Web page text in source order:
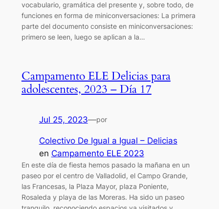
vocabulario, gramática del presente y, sobre todo, de
funciones en forma de miniconversaciones: La primera
parte del documento consiste en miniconversaciones:
primero se leen, luego se aplican a la…
Campamento ELE Delicias para
adolescentes, 2023 – Día 17
Jul 25, 2023—por
Colectivo De Igual a Igual – Delicias
en Campamento ELE 2023
En este día de fiesta hemos pasado la mañana en un
paseo por el centro de Valladolid, el Campo Grande,
las Francesas, la Plaza Mayor, plaza Poniente,
Rosaleda y playa de las Moreras. Ha sido un paseo